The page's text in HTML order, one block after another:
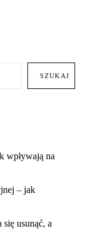
SZUKAJ
wpływają na
– jak
usunąć, a